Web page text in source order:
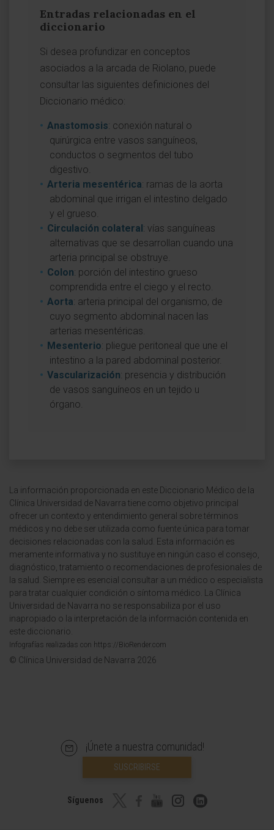
Entradas relacionadas en el
diccionario
Si desea profundizar en conceptos
asociados a la arcada de Riolano, puede
consultar las siguientes definiciones del
Diccionario médico:
Anastomosis: conexión natural o
quirúrgica entre vasos sanguíneos,
conductos o segmentos del tubo
digestivo.
Arteria mesentérica: ramas de la aorta
abdominal que irrigan el intestino delgado
y el grueso.
Circulación colateral: vías sanguíneas
alternativas que se desarrollan cuando una
arteria principal se obstruye.
Colon: porción del intestino grueso
comprendida entre el ciego y el recto.
Aorta: arteria principal del organismo, de
cuyo segmento abdominal nacen las
arterias mesentéricas.
Mesenterio: pliegue peritoneal que une el
intestino a la pared abdominal posterior.
Vascularización: presencia y distribución
de vasos sanguíneos en un tejido u
órgano.
La información proporcionada en este Diccionario Médico de la
Clínica Universidad de Navarra tiene como objetivo principal
ofrecer un contexto y entendimiento general sobre términos
médicos y no debe ser utilizada como fuente única para tomar
decisiones relacionadas con la salud. Esta información es
meramente informativa y no sustituye en ningún caso el consejo,
diagnóstico, tratamiento o recomendaciones de profesionales de
la salud. Siempre es esencial consultar a un médico o especialista
para tratar cualquier condición o síntoma médico. La Clínica
Universidad de Navarra no se responsabiliza por el uso
inapropiado o la interpretación de la información contenida en
este diccionario.
Infografías realizadas con https://BioRender.com
© Clínica Universidad de Navarra 2026
¡Únete a nuestra comunidad!
SUSCRIBIRSE
Síguenos